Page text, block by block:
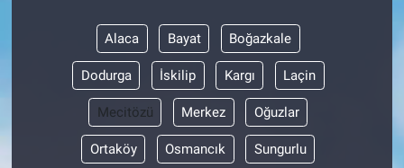
Alaca Bayat Boğazkale
Dodurga İskilip Kargı Laçin
Mecitözü Merkez Oğuzlar
Ortaköy Osmancık Sungurlu